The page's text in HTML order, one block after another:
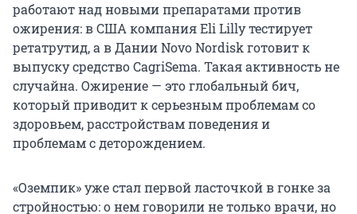
работают над новыми препаратами против
ожирения: в США компания Eli Lilly тестирует
ретатрутид, а в Дании Novo Nordisk готовит к
выпуску средство CagriSema. Такая активность не
случайна. Ожирение — это глобальный бич,
который приводит к серьезным проблемам со
здоровьем, расстройствам поведения и
проблемам с деторождением.
«Оземпик» уже стал первой ласточкой в гонке за
стройностью: о нем говорили не только врачи, но